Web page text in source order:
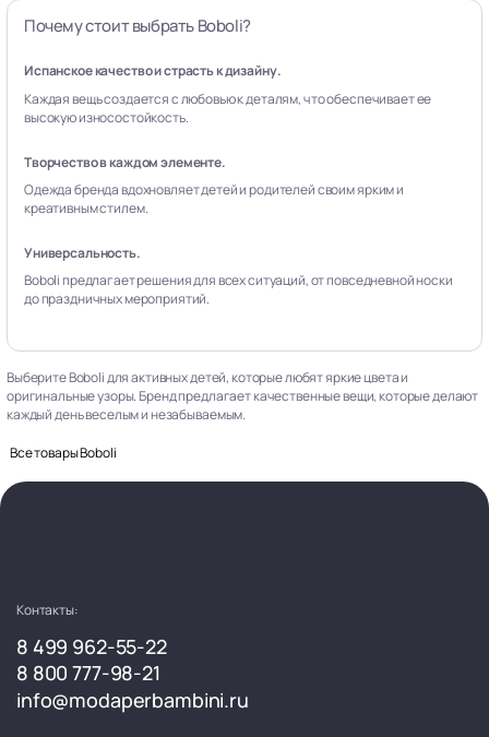
Почему стоит выбрать Boboli?
Испанское качество и страсть к дизайну.
Каждая вещь создается с любовью к деталям, что обеспечивает ее
высокую износостойкость.
Творчество в каждом элементе.
Одежда бренда вдохновляет детей и родителей своим ярким и
креативным стилем.
Универсальность.
Boboli предлагает решения для всех ситуаций, от повседневной носки
до праздничных мероприятий.
Выберите Boboli для активных детей, которые любят яркие цвета и
оригинальные узоры. Бренд предлагает качественные вещи, которые делают
каждый день веселым и незабываемым.
Все товары Boboli
Контакты:
8 499 962-55-22
8 800 777-98-21
info@modaperbambini.ru